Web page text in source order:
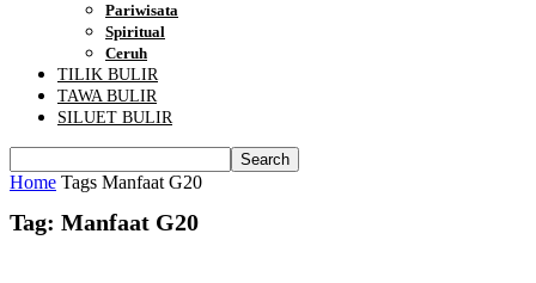
Pariwisata
Spiritual
Ceruh
TILIK BULIR
TAWA BULIR
SILUET BULIR
Home Tags Manfaat G20
Tag: Manfaat G20